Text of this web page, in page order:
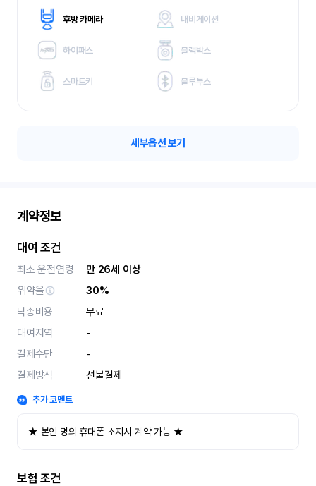
후방 카메라 내비게이션
하이패스 블랙박스
스마트키 블루투스
세부옵션 보기
계약정보
대여 조건
최소 운전연령
만 26세 이상
위약율
30%
탁송비용
무료
대여지역
-
결제수단
-
결제방식
선불결제
추가 코멘트
★ 본인 명의 휴대폰 소지시 계약 가능 ★
보험 조건